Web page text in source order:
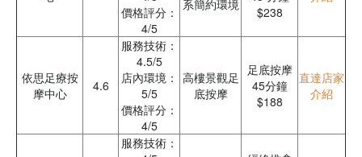
價格評分：
4/5
系簡約環境
$238
依思足療按
摩中心
4.6
服務技術：
4.5/5
店內環境：
5/5
價格評分：
4/5
高樓景觀足
底按摩
足底按摩
45分鐘
$188
直達店家
介紹
服務技術：